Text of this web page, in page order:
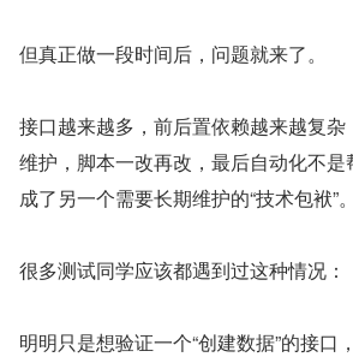
但真正做一段时间后，问题就来了。
接口越来越多，前后置依赖越来越复
维护，脚本一改再改，最后自动化不
成了另一个需要长期维护的“技术包袱”。
很多测试同学应该都遇到过这种情况：
明明只是想验证一个“创建数据”的接口